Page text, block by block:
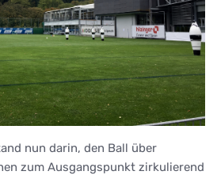
nun darin, den Ball über
zum Ausgangspunkt zirkulierend